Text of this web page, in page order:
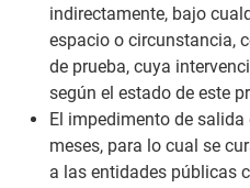
indirectamente, bajo
espacio o circunstancia,
de prueba, cuya
según el estado de este
El impedimento de
meses, para lo cual se
a las entidades públicas